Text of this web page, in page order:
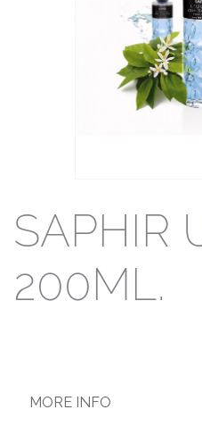
SAPHIR
200ML.
MORE INFO